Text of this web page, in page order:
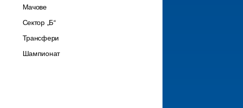
Мачове
Сектор „Б“
Трансфери
Шампионат